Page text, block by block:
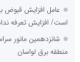
عامل افزایش قبوض
است/ افزایش تعرفه
شانزدهمین مانور
منطقه برق لواسان